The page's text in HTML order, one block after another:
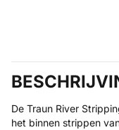
De Traun River
het binnen strippen